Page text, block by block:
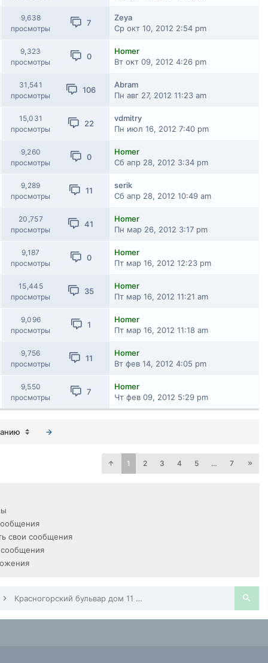
9,638
просмотры
7
Zeya
Ср окт 10, 2012 2:54 pm
9,323
просмотры
0
Homer
Вт окт 09, 2012 4:26 pm
31,541
просмотры
106
Abram
Пн авг 27, 2012 11:23 am
15,031
просмотры
22
vdmitry
Пн июл 16, 2012 7:40 pm
9,260
просмотры
0
Homer
Сб апр 28, 2012 3:34 pm
9,289
просмотры
11
serik
Сб апр 28, 2012 10:49 am
20,757
просмотры
41
Homer
Пн мар 26, 2012 3:17 pm
9,187
просмотры
0
Homer
Пт мар 16, 2012 12:23 pm
15,445
просмотры
35
Homer
Пт мар 16, 2012 11:21 am
9,096
просмотры
1
Homer
Пт мар 16, 2012 11:18 am
9,756
просмотры
11
Homer
Вт фев 14, 2012 4:05 pm
9,550
просмотры
7
Homer
Чт фев 09, 2012 5:29 pm
1 2 3 4 5 … 7
свои сообщения
Красногорский бульвар дом 11 + Павшинский бульвар дом 18